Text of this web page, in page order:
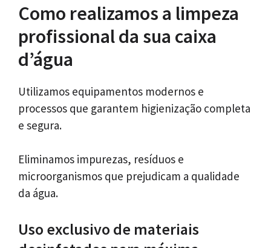
Como realizamos a limpeza
profissional da sua caixa
d’água
Utilizamos equipamentos modernos e
processos que garantem higienização completa
e segura.
Eliminamos impurezas, resíduos e
microorganismos que prejudicam a qualidade
da água.
Uso exclusivo de materiais